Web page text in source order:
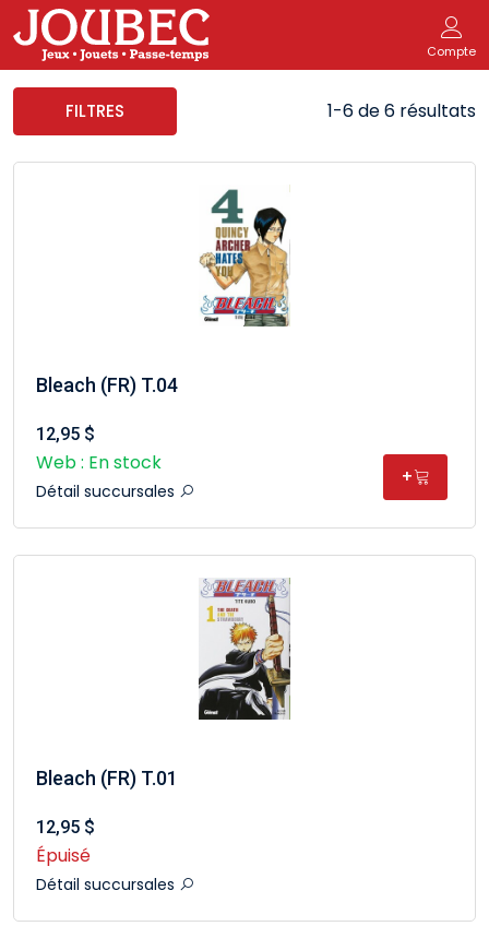
Compte
FILTRES 1-6 de 6 résultats
Bleach (FR) T.04
12,95 $
Web : En stock
Détail succursales
+
Bleach (FR) T.01
12,95 $
Épuisé
Détail succursales